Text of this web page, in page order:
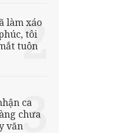
làm xáo
tôi
tuôn
ca
chưa
văn